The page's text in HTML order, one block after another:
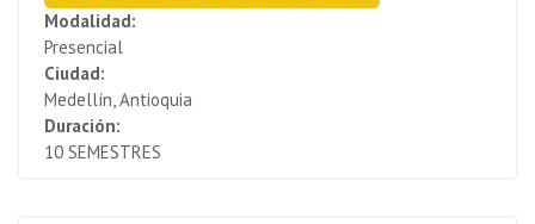
Modalidad:
Presencial
Ciudad:
Medellín, Antioquia
Duración:
10 SEMESTRES